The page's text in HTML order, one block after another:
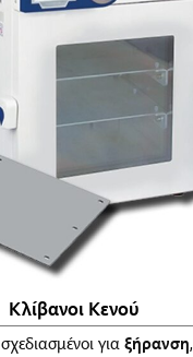
Κλίβανοι Κενού
σχεδιασμένοι για ξήρανση,